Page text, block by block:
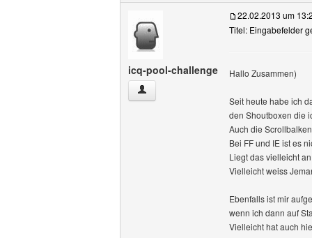
icq-pool-challenge
icq-pool-challenge Benutzer-Profile
22.02.2013 um
Titel: Eingabefelder
Hallo Zusammen)
Seit heute habe ich
den Shoutboxen die
Auch die
Bei FF und IE ist es
Liegt das vielleicht
Vielleicht weiss
Ebenfalls ist mir
wenn ich dann auf
Vielleicht hat auch